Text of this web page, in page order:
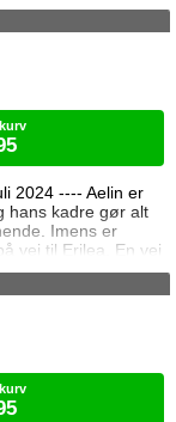
sydlige kontinents
nu. Da en healer
omstændigheder,
Valkerne er fulgt
2024 ---- Aelin er
hans kadre gør alt
Imens er
vej til Erilea. En vej
barndomshjem
fremrykkende
aftale Aelin og
og Manon